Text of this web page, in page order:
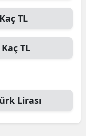
Kaç TL
Kaç TL
Lirası